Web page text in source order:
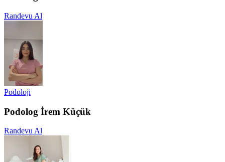
Randevu Al
Podoloji
Podolog İrem Küçük
Randevu Al